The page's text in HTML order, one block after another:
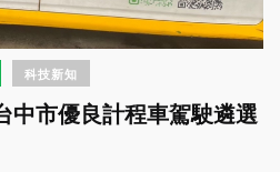
科技新知
中市優良計程車駕駛遴選